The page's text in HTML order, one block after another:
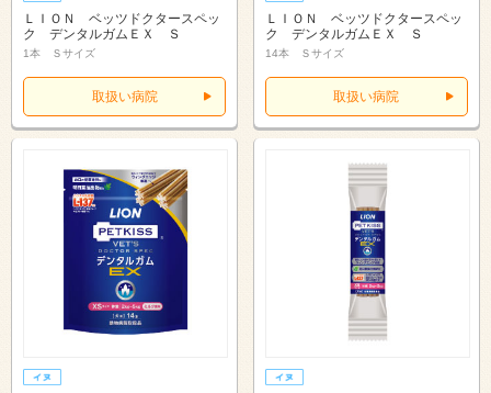
ＬＩＯＮ ベッツドクタースペッ
ク デンタルガムＥＸ Ｓ
1本 Ｓサイズ
取扱い病院
ＬＩＯＮ ベッツドクタースペッ
ク デンタルガムＥＸ Ｓ
14本 Ｓサイズ
取扱い病院